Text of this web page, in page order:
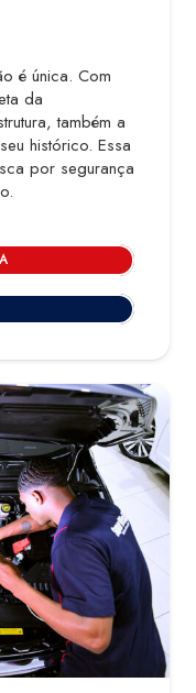
é única. Com
da
também a
histórico. Essa
por segurança